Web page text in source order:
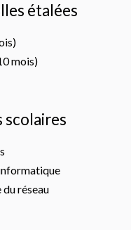
étalées
mois)
scolaires
réseau